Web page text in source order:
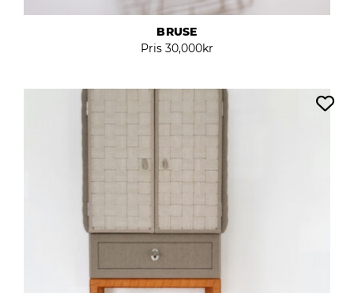
BRUSE
Pris 30,000kr